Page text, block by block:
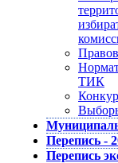
ТИК
Перепись -
Перепись